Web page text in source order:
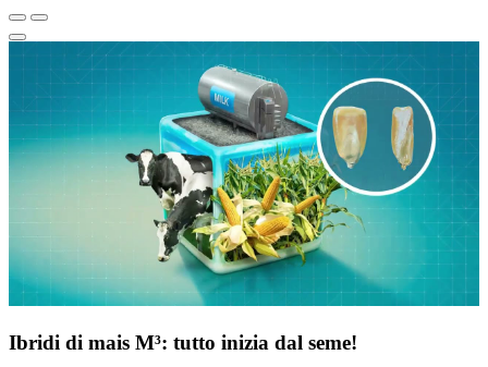
Ibridi di mais M³: tutto inizia dal seme!